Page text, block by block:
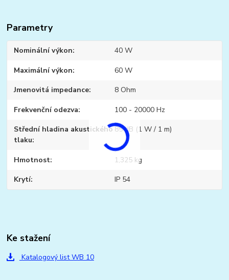
Parametry
Nominální výkon 40 W
Maximální výkon 60 W
Jmenovitá impedance 8 Ohm
Frekvenční odezva 100 - 20000 Hz
Střední hladina akustického
tlaku
85 dB (1 W / 1 m)
Hmotnost 1,325 kg
Krytí IP 54
Ke stažení
Katalogový list WB 10